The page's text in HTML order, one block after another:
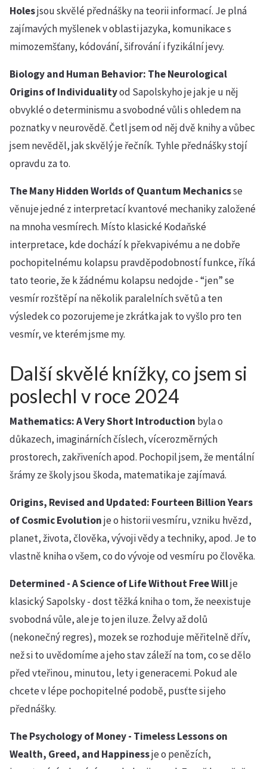
Holesjsou skvělé přednášky na teorii informací. Je plná
zajímavých myšlenek v oblasti jazyka, komunikace s
mimozemšťany, kódování, šifrování i fyzikální jevy.
Biology and Human Behavior: The Neurological
Origins of Individualityod Sapolskyho je jak je u něj
obvyklé o determinismu a svobodné vůli s ohledem na
poznatky v neurovědě. Četl jsem od něj dvě knihy a vůbec
jsem nevěděl, jak skvělý je řečník. Tyhle přednášky stojí
opravdu za to.
The Many Hidden Worlds of Quantum Mechanicsse
věnuje jedné z interpretací kvantové mechaniky založené
na mnoha vesmírech. Místo klasické Kodaňské
interpretace, kde dochází k překvapivému a ne dobře
pochopitelnému kolapsu pravděpodobností funkce, říká
tato teorie, že k žádnému kolapsu nedojde - “jen” se
vesmír rozštěpí na několik paralelních světů a ten
výsledek co pozorujeme je zkrátka jak to vyšlo pro ten
vesmír, ve kterém jsme my.
Další skvělé knížky, co jsem si
poslechl v roce 2024
Mathematics: A Very Short Introduction byla o
důkazech, imaginárních číslech, vícerozměrných
prostorech, zakřiveních apod. Pochopil jsem, že mentální
šrámy ze školy jsou škoda, matematika je zajímavá.
Origins, Revised and Updated: Fourteen Billion Years
of Cosmic Evolutionje o historii vesmíru, vzniku hvězd,
planet, života, člověka, vývoji vědy a techniky, apod. Je to
vlastně kniha o všem, co do vývoje od vesmíru po člověka.
Determined - A Science of Life Without Free Willje
klasický Sapolsky - dost těžká kniha o tom, že neexistuje
svobodná vůle, ale je to jen iluze. Želvy až dolů
(nekonečný regres), mozek se rozhoduje měřitelně dřív,
než si to uvědomíme a jeho stav záleží na tom, co se dělo
před vteřinou, minutou, lety i generacemi. Pokud ale
chcete v lépe pochopitelné podobě, pusťte si jeho
přednášky.
The Psychology of Money - Timeless Lessons on
Wealth, Greed, and Happinessje o penězích,